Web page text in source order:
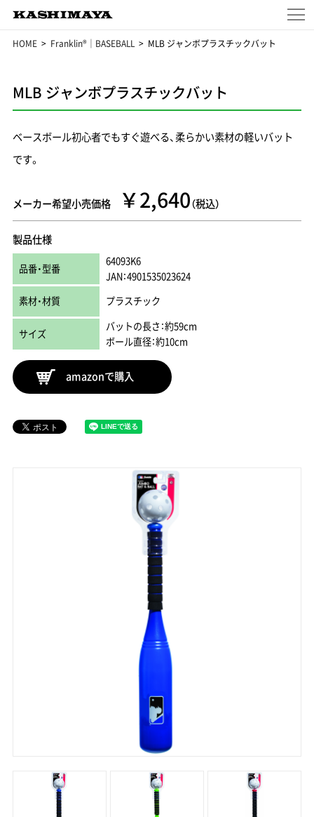
HOME Franklin®｜BASEBALL MLB ジャンボプラスチックバット
MLB ジャンボプラスチックバット
ベースボール初心者でもすぐ遊べる、柔らかい素材の軽いバット
です。
メーカー希望小売価格 ￥2,640 （税込）
製品仕様
品番・型番
64093K6
JAN：4901535023624
素材・材質
プラスチック
サイズ
バットの長さ：約59cm
ボール直径：約10cm
amazonで購入